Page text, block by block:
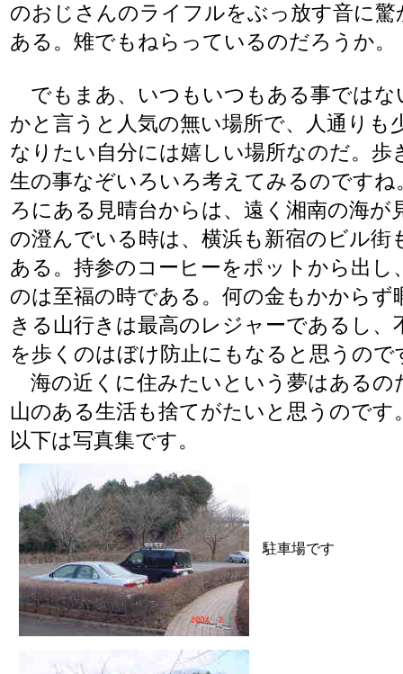
のおじさんのライフルをぶっ放す音に
ある。雉でもねらっているのだろうか。
でもまあ、いつもいつもある事ではな
かと言うと人気の無い場所で、人通りも
なりたい自分には嬉しい場所なのだ。歩
生の事なぞいろいろ考えてみるのですね
ろにある見晴台からは、遠く湘南の海が
の澄んでいる時は、横浜も新宿のビル街
ある。持参のコーヒーをポットから出し
のは至福の時である。何の金もかからず
きる山行きは最高のレジャーであるし、
を歩くのはぼけ防止にもなると思うので
海の近くに住みたいという夢はあるの
山のある生活も捨てがたいと思うのです
以下は写真集です。
駐車場です